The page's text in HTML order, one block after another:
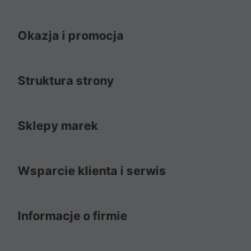
Okazja i promocja
Struktura strony
Sklepy marek
Wsparcie klienta i serwis
Informacje o firmie